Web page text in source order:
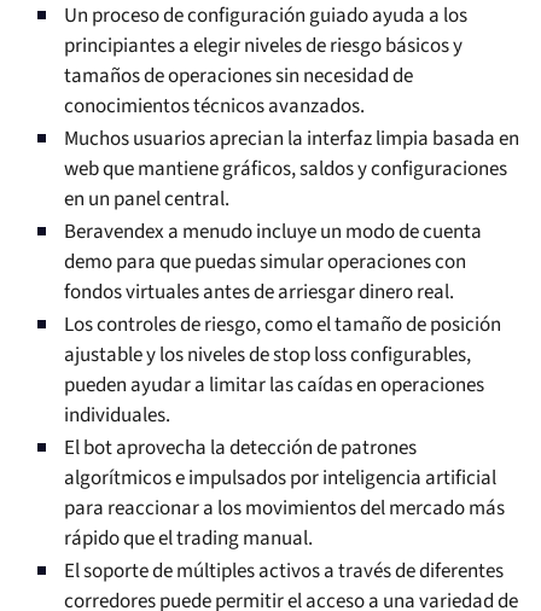
Un proceso de configuración guiado ayuda a los
principiantes a elegir niveles de riesgo básicos y
tamaños de operaciones sin necesidad de
conocimientos técnicos avanzados.
Muchos usuarios aprecian la interfaz limpia basada en
web que mantiene gráficos, saldos y configuraciones
en un panel central.
Beravendex a menudo incluye un modo de cuenta
demo para que puedas simular operaciones con
fondos virtuales antes de arriesgar dinero real.
Los controles de riesgo, como el tamaño de posición
ajustable y los niveles de stop loss configurables,
pueden ayudar a limitar las caídas en operaciones
individuales.
El bot aprovecha la detección de patrones
algorítmicos e impulsados por inteligencia artificial
para reaccionar a los movimientos del mercado más
rápido que el trading manual.
El soporte de múltiples activos a través de diferentes
corredores puede permitir el acceso a una variedad de